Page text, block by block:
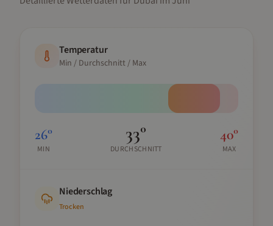
Temperatur
Min / Durchschnitt / Max
26°
MIN
33°
DURCHSCHNITT
40°
MAX
Niederschlag
Trocken